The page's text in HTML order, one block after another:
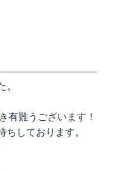
。
有難うございます！
ちしております。